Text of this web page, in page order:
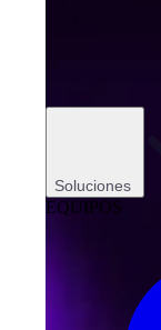
Soluciones
EQUIPOS